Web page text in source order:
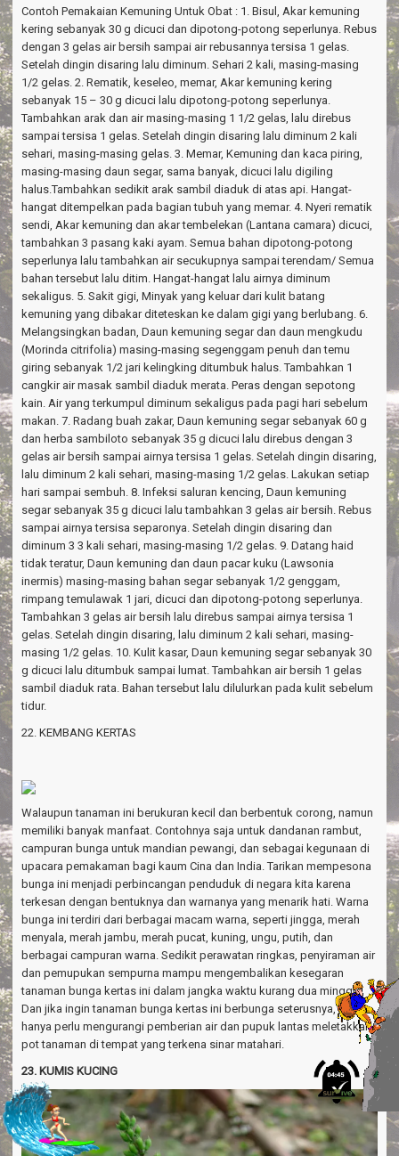
Contoh Pemakaian Kemuning Untuk Obat : 1. Bisul, Akar kemuning
kering sebanyak 30 g dicuci dan dipotong-potong seperlunya. Rebus
dengan 3 gelas air bersih sampai air rebusannya tersisa 1 gelas.
Setelah dingin disaring lalu diminum. Sehari 2 kali, masing-masing
1/2 gelas. 2. Rematik, keseleo, memar, Akar kemuning kering
sebanyak 15 – 30 g dicuci lalu dipotong-potong seperlunya.
Tambahkan arak dan air masing-masing 1 1/2 gelas, lalu direbus
sampai tersisa 1 gelas. Setelah dingin disaring lalu diminum 2 kali
sehari, masing-masing gelas. 3. Memar, Kemuning dan kaca piring,
masing-masing daun segar, sama banyak, dicuci lalu digiling
halus.Tambahkan sedikit arak sambil diaduk di atas api. Hangat-
hangat ditempelkan pada bagian tubuh yang memar. 4. Nyeri rematik
sendi, Akar kemuning dan akar tembelekan (Lantana camara) dicuci,
tambahkan 3 pasang kaki ayam. Semua bahan dipotong-potong
seperlunya lalu tambahkan air secukupnya sampai terendam/ Semua
bahan tersebut lalu ditim. Hangat-hangat lalu airnya diminum
sekaligus. 5. Sakit gigi, Minyak yang keluar dari kulit batang
kemuning yang dibakar diteteskan ke dalam gigi yang berlubang. 6.
Melangsingkan badan, Daun kemuning segar dan daun mengkudu
(Morinda citrifolia) masing-masing segenggam penuh dan temu
giring sebanyak 1/2 jari kelingking ditumbuk halus. Tambahkan 1
cangkir air masak sambil diaduk merata. Peras dengan sepotong
kain. Air yang terkumpul diminum sekaligus pada pagi hari sebelum
makan. 7. Radang buah zakar, Daun kemuning segar sebanyak 60 g
dan herba sambiloto sebanyak 35 g dicuci lalu direbus dengan 3
gelas air bersih sampai airnya tersisa 1 gelas. Setelah dingin disaring,
lalu diminum 2 kali sehari, masing-masing 1/2 gelas. Lakukan setiap
hari sampai sembuh. 8. Infeksi saluran kencing, Daun kemuning
segar sebanyak 35 g dicuci lalu tambahkan 3 gelas air bersih. Rebus
sampai airnya tersisa separonya. Setelah dingin disaring dan
diminum 3 3 kali sehari, masing-masing 1/2 gelas. 9. Datang haid
tidak teratur, Daun kemuning dan daun pacar kuku (Lawsonia
inermis) masing-masing bahan segar sebanyak 1/2 genggam,
rimpang temulawak 1 jari, dicuci dan dipotong-potong seperlunya.
Tambahkan 3 gelas air bersih lalu direbus sampai airnya tersisa 1
gelas. Setelah dingin disaring, lalu diminum 2 kali sehari, masing-
masing 1/2 gelas. 10. Kulit kasar, Daun kemuning segar sebanyak 30
g dicuci lalu ditumbuk sampai lumat. Tambahkan air bersih 1 gelas
sambil diaduk rata. Bahan tersebut lalu dilulurkan pada kulit sebelum
tidur.
22. KEMBANG KERTAS
Walaupun tanaman ini berukuran kecil dan berbentuk corong, namun
memiliki banyak manfaat. Contohnya saja untuk dandanan rambut,
campuran bunga untuk mandian pewangi, dan sebagai kegunaan di
upacara pemakaman bagi kaum Cina dan India. Tarikan mempesona
bunga ini menjadi perbincangan penduduk di negara kita karena
terkesan dengan bentuknya dan warnanya yang menarik hati. Warna
bunga ini terdiri dari berbagai macam warna, seperti jingga, merah
menyala, merah jambu, merah pucat, kuning, ungu, putih, dan
berbagai campuran warna. Sedikit perawatan ringkas, penyiraman air
dan pemupukan sempurna mampu mengembalikan kesegaran
tanaman bunga kertas ini dalam jangka waktu kurang dua minggu.
Dan jika ingin tanaman bunga kertas ini berbunga seterusnya, kita
hanya perlu mengurangi pemberian air dan pupuk lantas meletakkan
pot tanaman di tempat yang terkena sinar matahari.
23. KUMIS KUCING